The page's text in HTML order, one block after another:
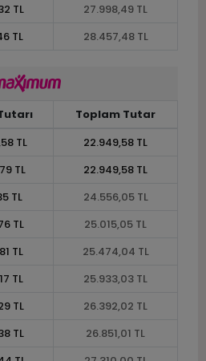
TL
27.998,49 TL
TL 28.457,48 TL
Toplam Tutar
TL
22.949,58 TL
TL
22.949,58 TL
TL
24.556,05 TL
TL
25.015,05 TL
TL
25.474,04 TL
TL
25.933,03 TL
TL
26.392,02 TL
TL
26.851,01 TL